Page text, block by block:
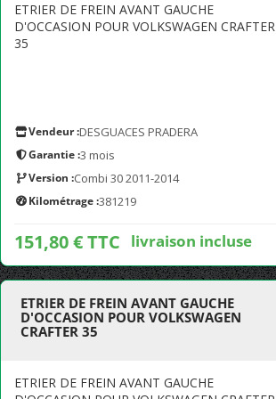
ETRIER DE FREIN AVANT GAUCHE
D'OCCASION POUR VOLKSWAGEN CRAFTER
35
Vendeur :DESGUACES PRADERA
Garantie :3 mois
Version :Combi 30 2011-2014
Kilométrage :381219
151,80 € TTC livraison incluse
ETRIER DE FREIN AVANT GAUCHE
D'OCCASION POUR VOLKSWAGEN
CRAFTER 35
ETRIER DE FREIN AVANT GAUCHE